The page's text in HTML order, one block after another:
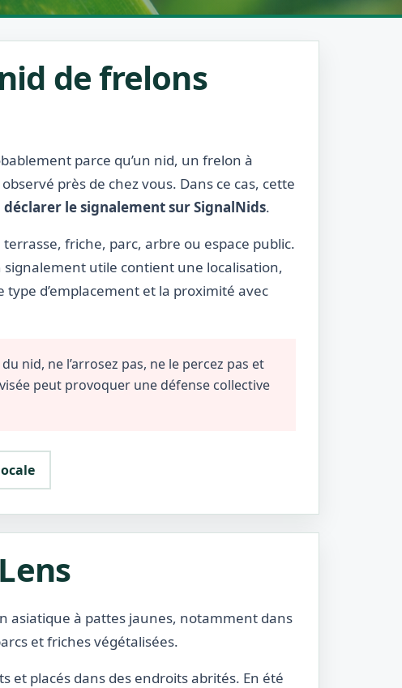
de frelons
parce qu’un nid, un frelon à
près de chez vous. Dans ce cas, cette
déclarer le signalement sur SignalNids.
friche, parc, arbre ou espace public.
utile contient une localisation,
d’emplacement et la proximité avec
nid, ne l’arrosez pas, ne le percez pas et
peut provoquer une défense collective
asiatique à pattes jaunes, notamment dans
et friches végétalisées.
et placés dans des endroits abrités. En été